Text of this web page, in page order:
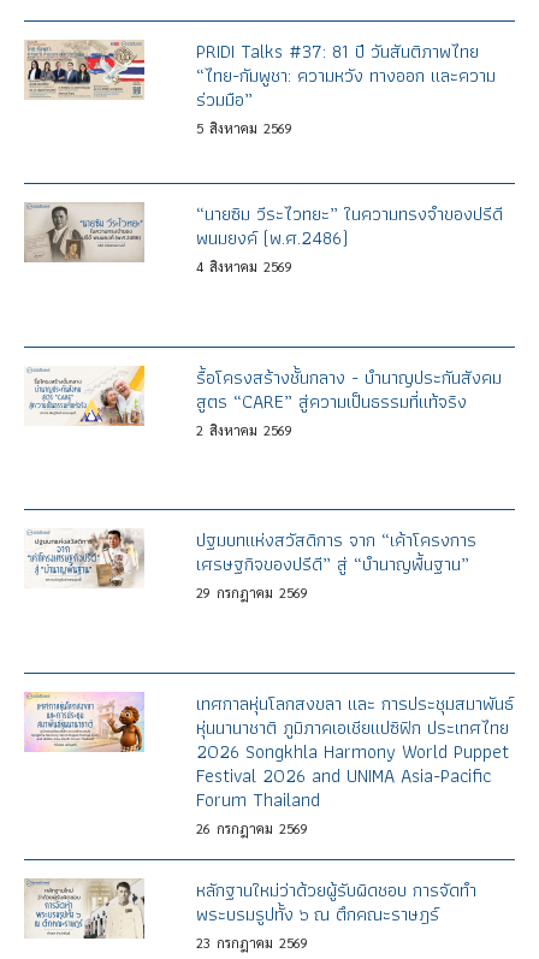
PRIDI Talks #37: 81 ปี วันสันติภาพไทย
“ไทย-กัมพูชา: ความหวัง ทางออก และความ
ร่วมมือ”
5 สิงหาคม 2569
“นายซิม วีระไวทยะ” ในความทรงจำของปรีดี
พนมยงค์ (พ.ศ.2486)
4 สิงหาคม 2569
รื้อโครงสร้างชั้นกลาง - บำนาญประกันสังคม
สูตร “CARE” สู่ความเป็นธรรมที่แท้จริง
2 สิงหาคม 2569
ปฐมบทแห่งสวัสดิการ จาก “เค้าโครงการ
เศรษฐกิจของปรีดี” สู่ “บำนาญพื้นฐาน”
29 กรกฎาคม 2569
เทศกาลหุ่นโลกสงขลา และ การประชุมสมาพันธ์
หุ่นนานาชาติ ภูมิภาคเอเชียแปซิฟิก ประเทศไทย
2026 Songkhla Harmony World Puppet
Festival 2026 and UNIMA Asia-Pacific
Forum Thailand
26 กรกฎาคม 2569
หลักฐานใหม่ว่าด้วยผู้รับผิดชอบ การจัดทำ
พระบรมรูปทั้ง ๖ ณ ตึกคณะราษฎร์
23 กรกฎาคม 2569